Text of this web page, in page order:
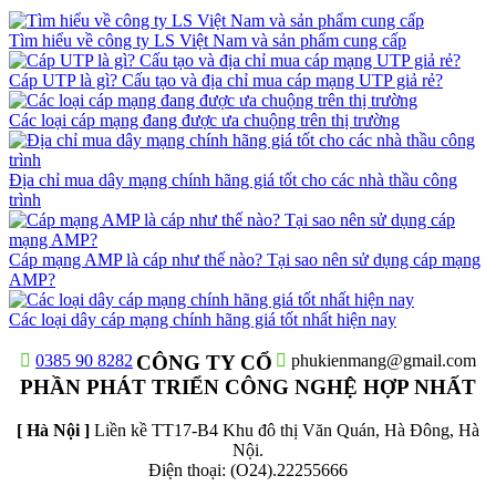
Tìm hiểu về công ty LS Việt Nam và sản phẩm cung cấp
Cáp UTP là gì? Cấu tạo và địa chỉ mua cáp mạng UTP giả rẻ?
Các loại cáp mạng đang được ưa chuộng trên thị trường
Địa chỉ mua dây mạng chính hãng giá tốt cho các nhà thầu công
trình
Cáp mạng AMP là cáp như thế nào? Tại sao nên sử dụng cáp mạng
AMP?
Các loại dây cáp mạng chính hãng giá tốt nhất hiện nay
0385 90 8282 phukienmang@gmail.com
CÔNG TY CỔ
PHẦN PHÁT TRIỂN CÔNG NGHỆ HỢP NHẤT
[ Hà Nội ] Liền kề TT17-B4 Khu đô thị Văn Quán, Hà Đông, Hà
Nội.
Điện thoại: (O24).22255666